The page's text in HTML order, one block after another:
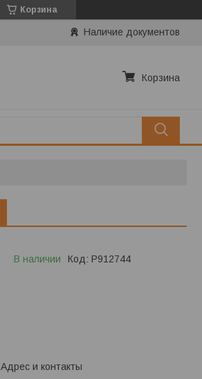
Корзина
Наличие документов
Корзина
В наличии Код: P912744
Адрес и контакты